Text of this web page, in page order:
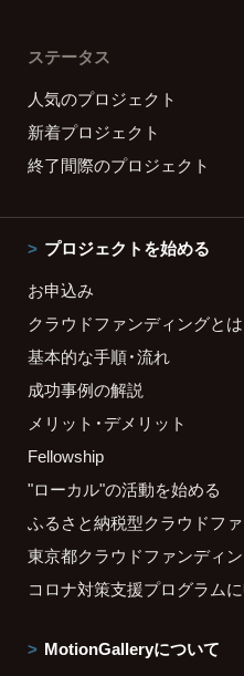
ステータス
人気のプロジェクト
新着プロジェクト
終了間際のプロジェクト
プロジェクトを始める
お申込み
クラウドファンディングとは
基本的な手順・流れ
成功事例の解説
メリット・デメリット
Fellowship
"ローカル"の活動を始める
ふるさと納税型クラウドフ
東京都クラウドファンディ
コロナ対策支援プログラム
MotionGalleryについて